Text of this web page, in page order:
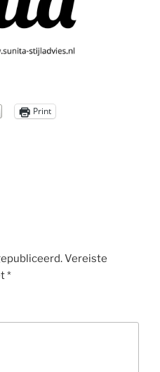
Print
Vereiste
*